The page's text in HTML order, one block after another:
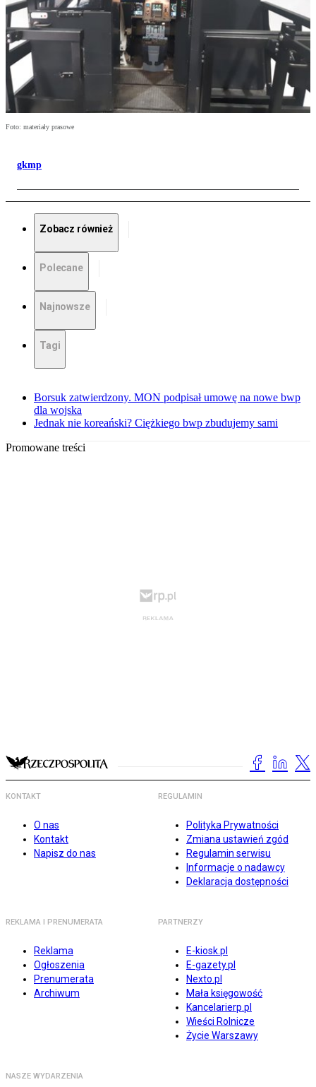
Foto: materiały prasowe
gkmp
Zobacz również
Polecane
Najnowsze
Tagi
Borsuk zatwierdzony. MON podpisał umowę na nowe bwp
dla wojska
Jednak nie koreański? Ciężkiego bwp zbudujemy sami
Promowane treści
KONTAKT
O nas
Kontakt
Napisz do nas
REGULAMIN
Polityka Prywatności
Zmiana ustawień zgód
Regulamin serwisu
Informacje o nadawcy
Deklaracja dostępności
REKLAMA I PRENUMERATA
Reklama
Ogłoszenia
Prenumerata
Archiwum
PARTNERZY
E-kiosk.pl
E-gazety.pl
Nexto.pl
Mała księgowość
Kancelarierp.pl
Wieści Rolnicze
Życie Warszawy
NASZE WYDARZENIA